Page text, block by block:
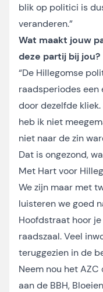
blik op politici is
veranderen.”
Wat maakt jouw
deze partij bij jou?
“De Hillegomse
raadsperiodes een
door dezelfde
heb ik niet
niet naar de zin
Dat is ongezond,
Met Hart voor
We zijn maar met
luisteren we goed
Hoofdstraat hoor
raadszaal. Veel
teruggezien in de
Neem nou het
aan de BBH,